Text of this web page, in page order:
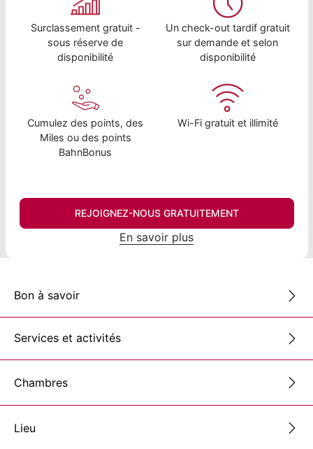
Surclassement gratuit -
sous réserve de
disponibilité
Un check-out tardif gratuit
sur demande et selon
disponibilité
Cumulez des points, des
Miles ou des points
BahnBonus
Wi-Fi gratuit et illimité
REJOIGNEZ-NOUS GRATUITEMENT
En savoir plus
Bon à savoir
Services et activités
Chambres
Lieu